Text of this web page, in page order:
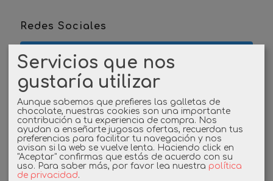
Redes Sociales
Twitter
Linkedin
Instagram
Facebook
Servicios que nos
gustaría utilizar
Aunque sabemos que prefieres las galletas de
chocolate, nuestras cookies son una importante
contribución a tu experiencia de compra. Nos
ayudan a enseñarte jugosas ofertas, recuerdan tus
preferencias para facilitar tu navegación y nos
avisan si la web se vuelve lenta. Haciendo click en
"Aceptar" confirmas que estás de acuerdo con su
uso. Para saber más, por favor lea nuestra política
de privacidad.